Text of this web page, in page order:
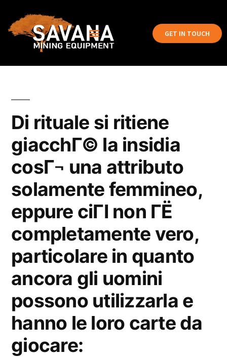
GET IN TOUCH
Di rituale si ritiene
giacchГ© la insidia
cosГ¬ una attributo
solamente femmineo,
eppure ciГІ non ГЁ
completamente vero,
particolare in quanto
ancora gli uomini
possono utilizzarla e
hanno le loro carte da
giocare: